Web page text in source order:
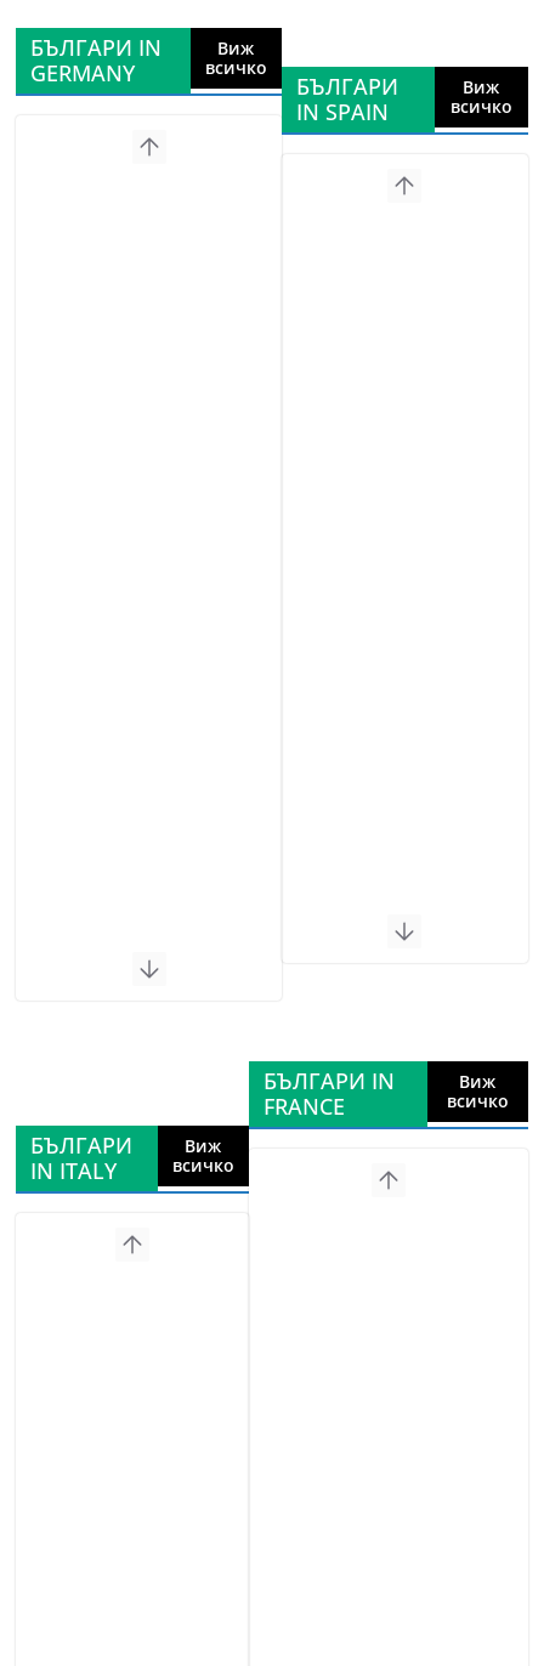
БЪЛГАРИ IN
GERMANY
Виж
всичко
БЪЛГАРИ
IN SPAIN
Виж
всичко
БЪЛГАРИ
IN ITALY
Виж
всичко
БЪЛГАРИ IN
FRANCE
Виж
всичко